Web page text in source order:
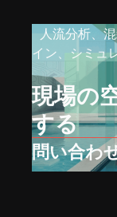
人流分析、
イン、シミュ
現場の
する
問い合わ